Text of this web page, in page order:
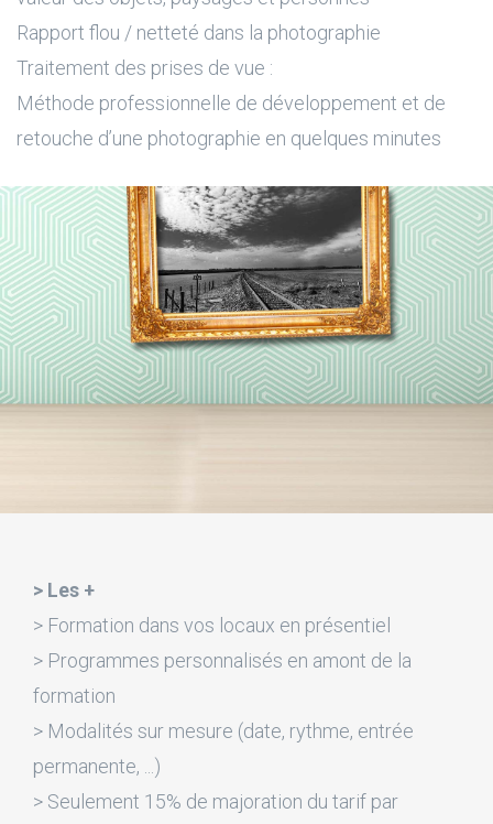
Rapport flou / netteté dans la photographie
Traitement des prises de vue :
Méthode professionnelle de développement et de
retouche d’une photographie en quelques minutes
> Les +
> Formation dans vos locaux en présentiel
> Programmes personnalisés en amont de la
formation
> Modalités sur mesure (date, rythme, entrée
permanente, ...)
> Seulement 15% de majoration du tarif par